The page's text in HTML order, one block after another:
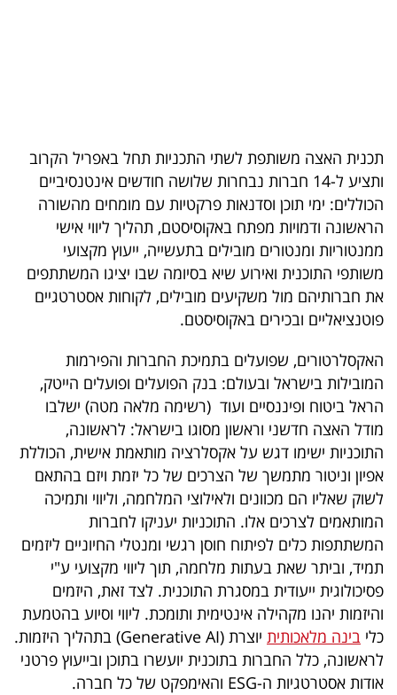
פודקאסט
40
UNDER
40
פעולה
דרושים
ניוזלטרים
מייל
אדום
פרסמו
באייס
תכנית האצה משותפת לשתי התכניות תחל באפריל הקרוב
ותציע ל-14 חברות נבחרות שלושה חודשים אינטנסיביים
הכוללים: ימי תוכן וסדנאות פרקטיות עם מומחים מהשורה
הראשונה ודמויות מפתח באקוסיסטם, תהליך ליווי אישי
ממנטוריות ומנטורים מובילים בתעשייה, ייעוץ מקצועי
משותפי התוכנית ואירוע שיא בסיומה שבו יציגו המשתתפים
את חברותיהם מול משקיעים מובילים, לקוחות אסטרטגיים
פוטנציאליים ובכירים באקוסיסטם.
האקסלרטורים, שפועלים בתמיכת החברות והפירמות
המובילות בישראל ובעולם: בנק הפועלים ופועלים הייטק,
הראל ביטוח ופיננסיים ועוד (רשימה מלאה מטה) ישלבו
מודל האצה חדשני וראשון מסוגו בישראל: לראשונה,
התוכניות ישימו דגש על אקסלרציה מותאמת אישית, הכוללת
אפיון וניטור מתמשך של הצרכים של כל יזמת ויזם בהתאם
לשוק שאליו הם מכוונים ולאילוצי המלחמה, וליווי ותמיכה
המותאמים לצרכים אלו. התוכניות יעניקו לחברות
המשתתפות כלים לפיתוח חוסן רגשי ומנטלי החיוניים ליזמים
תמיד, וביתר שאת בעתות מלחמה, תוך ליווי מקצועי ע"י
פסיכולוגית ייעודית במסגרת התוכנית. לצד זאת, היזמים
והיזמות יהנו מקהילה אינטימית ותומכת. ליווי וסיוע בהטמעת
כלי בינה מלאכותית
יוצרת (Generative AI) בתהליך היזמות.
לראשונה, כלל החברות בתוכנית יועשרו בתוכן ובייעוץ פרטני
אודות אסטרטגיות ה-ESG והאימפקט של כל חברה.